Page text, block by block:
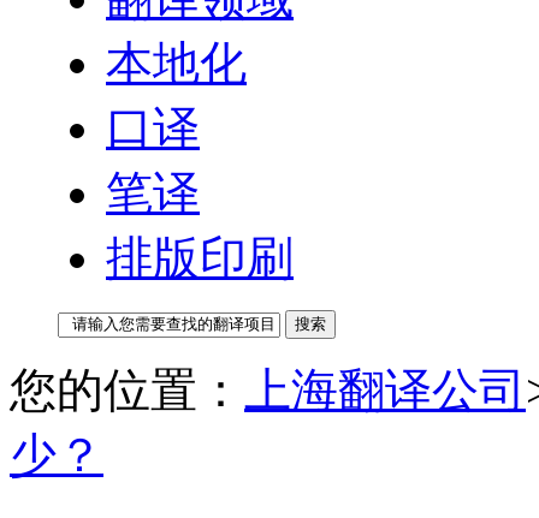
本地化
口译
笔译
排版印刷
您的位置： 上海翻译公司
少？